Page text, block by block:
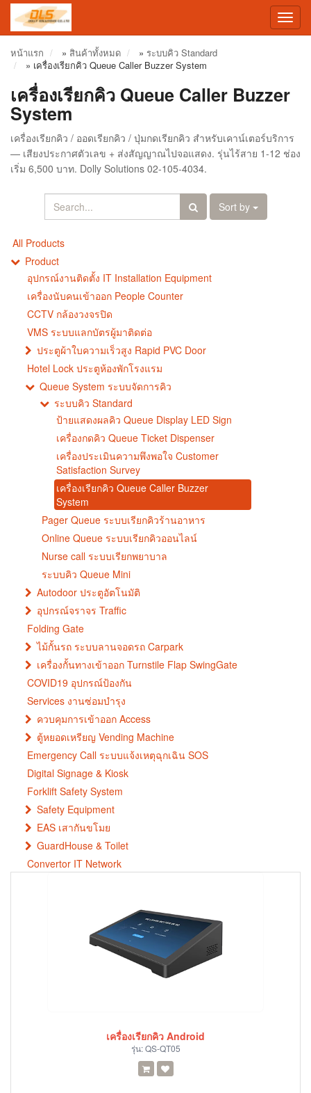
หน้าแรก » สินค้าทั้งหมด » ระบบคิว Standard
» เครื่องเรียกคิว Queue Caller Buzzer System
เครื่องเรียกคิว Queue Caller Buzzer
System
เครื่องเรียกคิว / ออดเรียกคิว / ปุ่มกดเรียกคิว สำหรับเคาน์เตอร์บริการ
— เสียงประกาศตัวเลข + ส่งสัญญาณไปจอแสดง. รุ่นไร้สาย 1-12 ช่อง
เริ่ม 6,500 บาท. Dolly Solutions 02-105-4034.
Sort by
All Products
Product
อุปกรณ์งานติดตั้ง IT Installation Equipment
เครื่องนับคนเข้าออก People Counter
CCTV กล้องวงจรปิด
VMS ระบบแลกบัตรผู้มาติดต่อ
ประตูผ้าใบความเร็วสูง Rapid PVC Door
Hotel Lock ประตูห้องพักโรงแรม
Queue System ระบบจัดการคิว
ระบบคิว Standard
ป้ายแสดงผลคิว Queue Display LED Sign
เครื่องกดคิว Queue Ticket Dispenser
เครื่องประเมินความพึงพอใจ Customer
Satisfaction Survey
เครื่องเรียกคิว Queue Caller Buzzer
System
Pager Queue ระบบเรียกคิวร้านอาหาร
Online Queue ระบบเรียกคิวออนไลน์
Nurse call ระบบเรียกพยาบาล
ระบบคิว Queue Mini
Autodoor ประตูอัตโนมัติ
อุปกรณ์จราจร Traffic
Folding Gate
ไม้กั้นรถ ระบบลานจอดรถ Carpark
เครื่องกั้นทางเข้าออก Turnstile Flap SwingGate
COVID19 อุปกรณ์ป้องกัน
Services งานซ่อมบำรุง
ควบคุมการเข้าออก Access
ตู้หยอดเหรียญ Vending Machine
Emergency Call ระบบแจ้งเหตุฉุกเฉิน SOS
Digital Signage & Kiosk
Forklift Safety System
Safety Equipment
EAS เสากันขโมย
GuardHouse & Toilet
Convertor IT Network
เครื่องเรียกคิว Android
รุ่น:QS-QT05